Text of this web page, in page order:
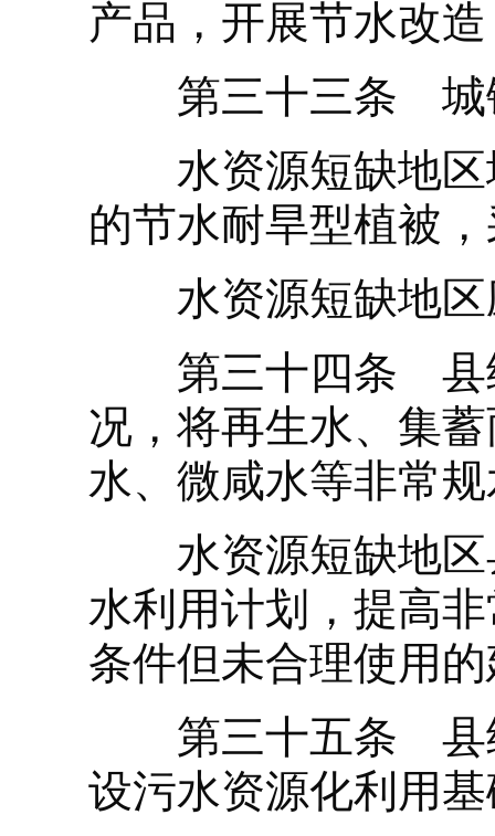
产品，开展节水改
第三十三条 城镇
水资源短缺地区
的节水耐旱型植被
水资源短缺地区
第三十四条 县级
况，将再生水、集
水、微咸水等非常
水资源短缺地区
水利用计划，提高
条件但未合理使用
第三十五条 县级
设污水资源化利用